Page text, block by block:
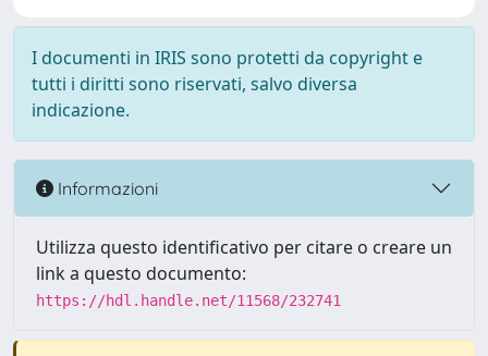
I documenti in IRIS sono protetti da copyright e
tutti i diritti sono riservati, salvo diversa
indicazione.
Informazioni
Utilizza questo identificativo per citare o creare un
link a questo documento:
https://hdl.handle.net/11568/232741